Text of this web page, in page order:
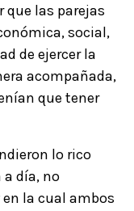
que las parejas
social,
de ejercer la
acompañada,
que tener
lo rico
día, no
la cual ambos